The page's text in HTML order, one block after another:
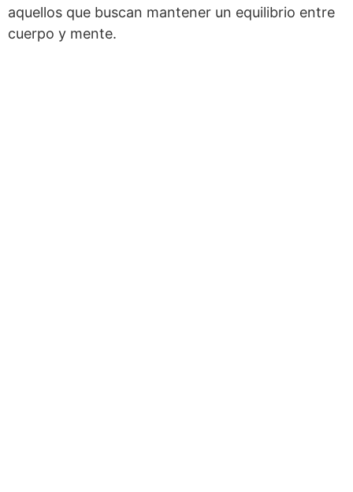
aquellos que buscan mantener un equilibrio entre
cuerpo y mente.